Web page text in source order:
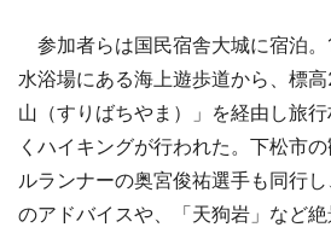
参加者らは国民宿舎大城に宿泊
水浴場にある海上遊歩道から、標
山（すりばちやま）」を経由し旅
くハイキングが行われた。下松市
ルランナーの奥宮俊祐選手も同行
のアドバイスや、「天狗岩」など